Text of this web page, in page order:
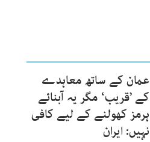
عمان کے ساتھ معاہدے
کے ’قریب‘ مگر یہ آبنائے
ہرمز کھولنے کے لیے کافی
نہیں: ایران